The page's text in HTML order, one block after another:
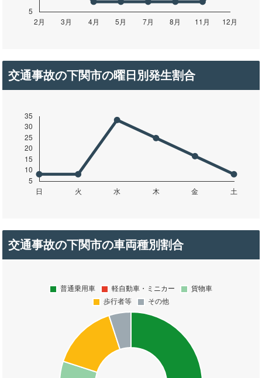
交通事故の下関市の曜日別発生割合
交通事故の下関市の車両種別割合